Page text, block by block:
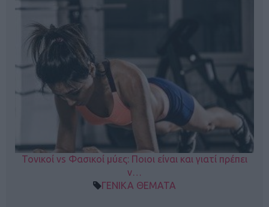
Τονικοί vs Φασικοί μύες: Ποιοι είναι και γιατί πρέπει
ν…
ΓΕΝΙΚΑ ΘΕΜΑΤΑ